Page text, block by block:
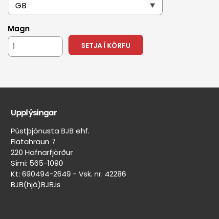
Púst
Varahlutir
Upphækkanir
Varahlutaöflun
Önnur þjónusta
+354 565 1090
Flatahraun 7 Kort
Magn
Upplýsingar
Pústþjónusta BJB ehf.
Flatahraun 7
220 Hafnarfjörður
Sími: 565-1090
Kt: 690494-2649 - Vsk. nr. 42286
BJB(hjá)BJB.is